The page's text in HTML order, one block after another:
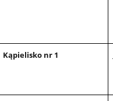
Kąpielisko nr 1